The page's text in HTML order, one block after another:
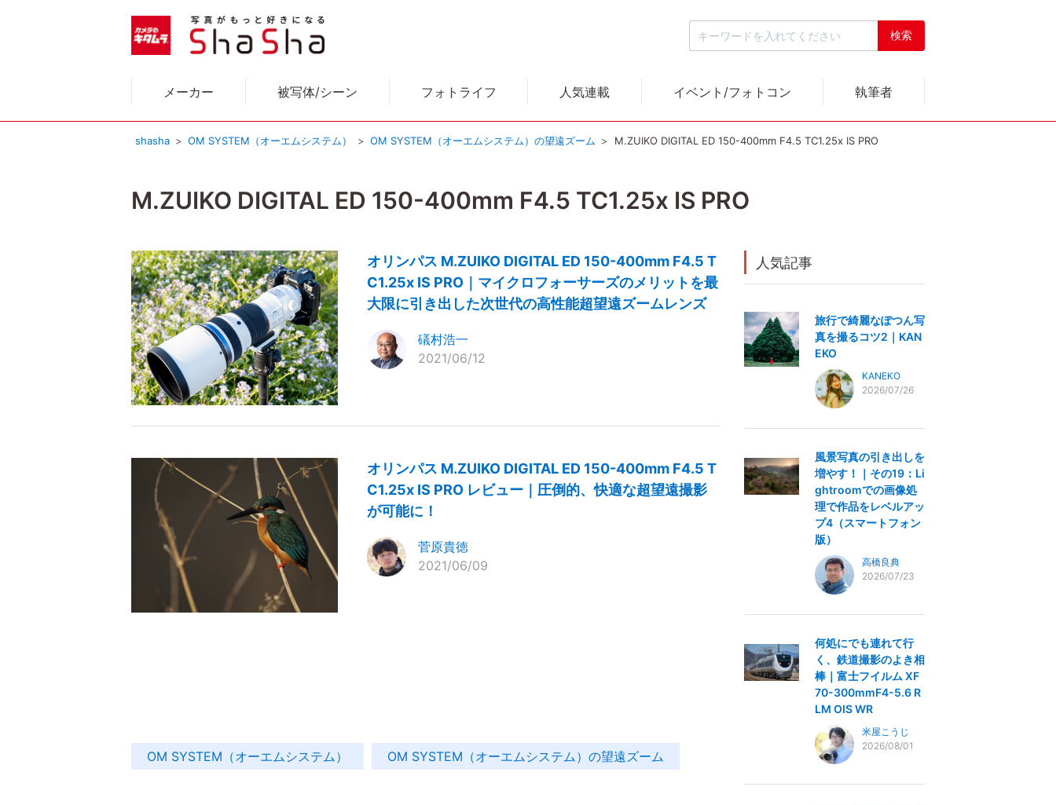
メーカー 被写体/シーン フォトライフ 人気連載 イベント/フォトコン 執筆者
shasha OM SYSTEM（オーエムシステム） OM SYSTEM（オーエムシステム）の望遠ズーム M.ZUIKO DIGITAL ED 150-400mm F4.5 TC1.25x IS PRO
M.ZUIKO DIGITAL ED 150-400mm F4.5 TC1.25x IS PRO
オリンパス M.ZUIKO DIGITAL ED 150-400mm F4.5 T
C1.25x IS PRO｜マイクロフォーサーズのメリットを最
大限に引き出した次世代の高性能超望遠ズームレンズ
礒村浩一
2021/06/12
オリンパス M.ZUIKO DIGITAL ED 150-400mm F4.5 T
C1.25x IS PRO レビュー｜圧倒的、快適な超望遠撮影
が可能に！
菅原貴徳
2021/06/09
OM SYSTEM（オーエムシステム） OM SYSTEM（オーエムシステム）の望遠ズーム
人気記事
旅行で綺麗なぽつん写
真を撮るコツ2｜KAN
EKO
KANEKO
2026/07/26
風景写真の引き出しを
増やす！｜その19：Li
ghtroomでの画像処
理で作品をレベルアッ
プ4（スマートフォン
版）
高橋良典
2026/07/23
何処にでも連れて行
く、鉄道撮影のよき相
棒｜富士フイルム XF
70-300mmF4-5.6 R
LM OIS WR
米屋こうじ
2026/08/01